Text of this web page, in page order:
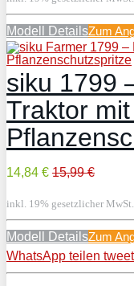
Modell DetailsZum
siku 1799
Traktor
14,84 € 15,99 €
inkl. 19% gesetzlicher MwSt.
Modell DetailsZum
WhatsApp teilen